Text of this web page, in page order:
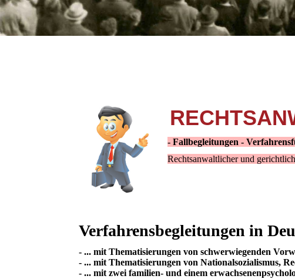
- Fallbegleitungen -
Rechtsanwaltlicher und
Verfahrensbegleitungen in
- ... mit Thematisierungen von schwerwiegenden
- ... mit Thematisierungen von Nationalsozialismus,
- ... mit zwei familien- und einem